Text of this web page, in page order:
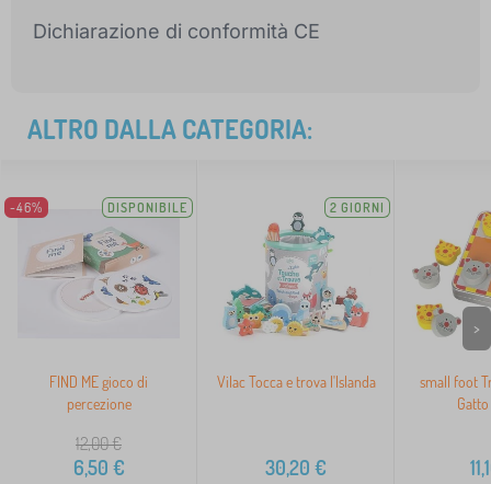
Dichiarazione di conformità CE
ALTRO DALLA CATEGORIA:
-46% DISPONIBILE
FIND ME gioco di
percezione
12,00€
6,50 €
2 GIORNI
Vilac Tocca e trova l'Islanda
30,20 €
small foot
>